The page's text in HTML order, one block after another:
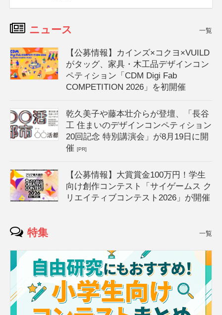
ニュース 一覧
【公募情報】カインズ×コクヨ×VUILD
がタッグ、家具・木工品デザインコン
ペティション「CDM Digi Fab
COMPETITION 2026」を初開催
乾久美子や藤本壮介らが登壇、「長谷
工 住まいのデザインコンペティション
20回記念 特別講演会」が8月19日に開
催[PR]
【公募情報】大賞賞金100万円！学生
向け創作コンテスト「サイゲームス ク
リエイティブコンテスト2026」が開催
特集 一覧